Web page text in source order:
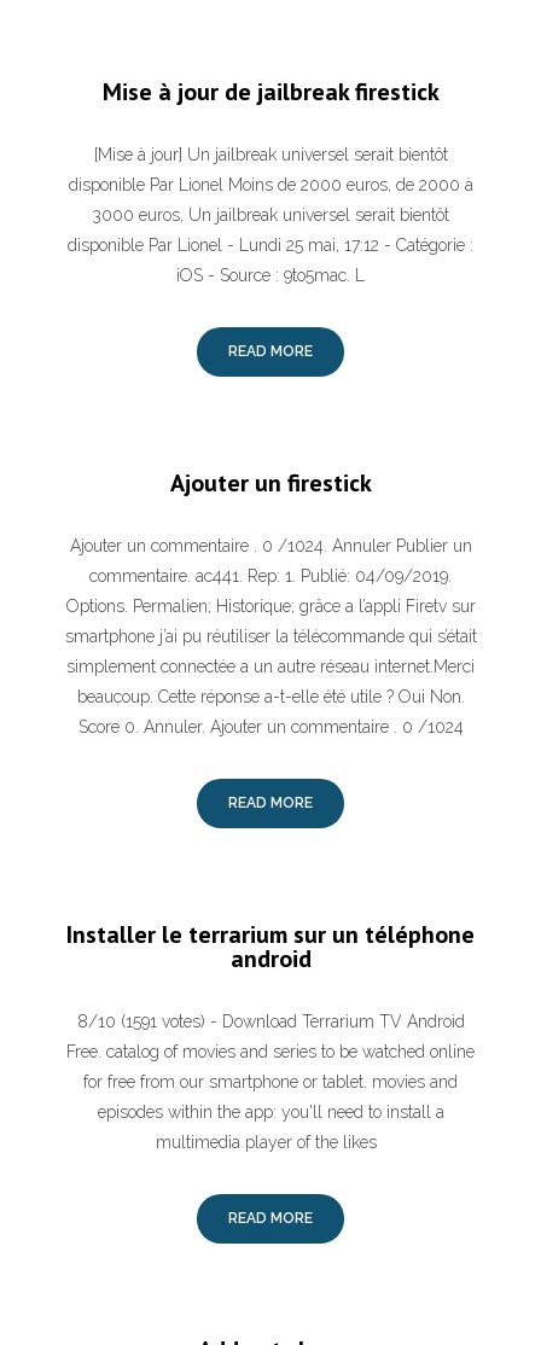
Mise à jour de jailbreak firestick
[Mise à jour] Un jailbreak universel serait bientôt
disponible Par Lionel Moins de 2000 euros, de 2000 à
3000 euros, Un jailbreak universel serait bientôt
disponible Par Lionel - Lundi 25 mai, 17:12 - Catégorie :
iOS - Source : 9to5mac. L
READ MORE
Ajouter un firestick
Ajouter un commentaire . 0 /1024. Annuler Publier un
commentaire. ac441. Rep: 1. Publié: 04/09/2019.
Options. Permalien; Historique; grâce a l’appli Firetv sur
smartphone j’ai pu réutiliser la télécommande qui s’était
simplement connectée a un autre réseau internet.Merci
beaucoup. Cette réponse a-t-elle été utile ? Oui Non.
Score 0. Annuler. Ajouter un commentaire . 0 /1024
READ MORE
Installer le terrarium sur un téléphone
android
8/10 (1591 votes) - Download Terrarium TV Android
Free. catalog of movies and series to be watched online
for free from our smartphone or tablet. movies and
episodes within the app: you'll need to install a
multimedia player of the likes
READ MORE